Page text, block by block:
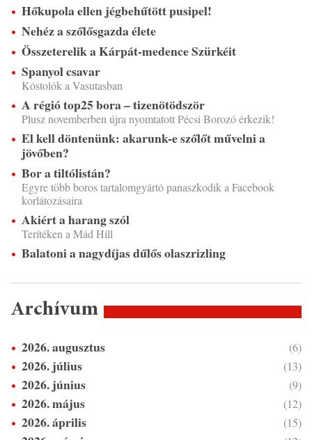
Hőkupola ellen jégbehűtött pusipel!
Nehéz a szőlősgazda élete
Összeterelik a Kárpát-medence Szürkéit
Spanyol csavar
Kóstolók a Vasutasban
A régió top25 bora – tizenötödször
Plusz novemberben újra nyomtatott Pécsi Borozó érkezik!
El kell döntenünk: akarunk-e szőlőt művelni a
jövőben?
Bor a tiltólistán?
Egyre több boros tartalomgyártó panaszkodik a Facebook
korlátozásaira
Akiért a harang szól
Terítéken a Mád Hill
Balatoni a nagydíjas dűlős olaszrizling
Archívum
2026. augusztus (6)
2026. július (13)
2026. június (9)
2026. május (12)
2026. április (15)